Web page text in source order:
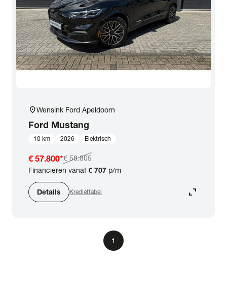
location_onWensink Ford Apeldoorn
Ford Mustang
10 km 2026 Elektrisch
€ 57.800*€ 58.805
Financieren vanaf€ 707 p/m
Details Krediettabel expand_content
1